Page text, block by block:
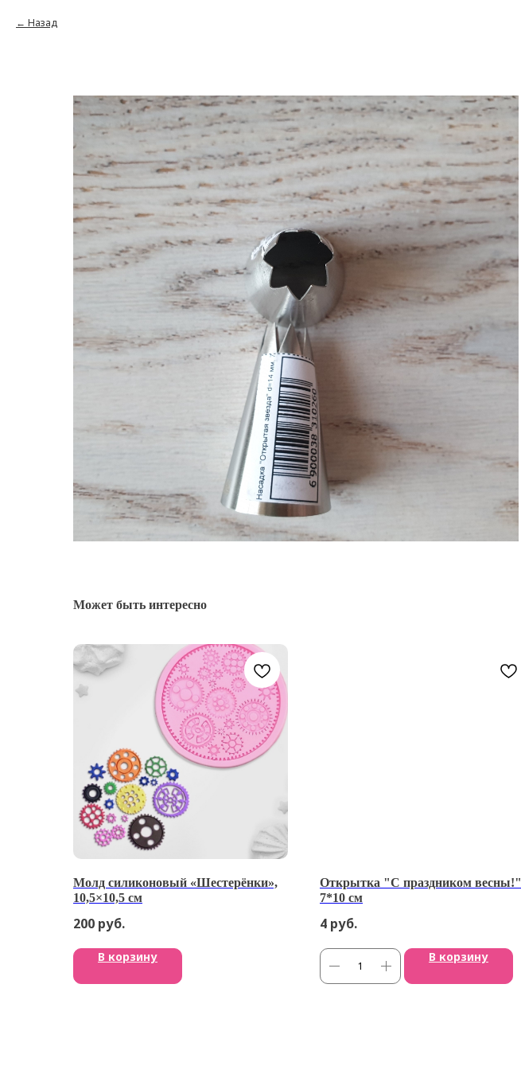
Назад
Может быть интересно
Молд силиконовый «Шестерёнки»,
10,5×10,5 см
200 руб.
В корзину
Открытка "С праздником весны!"
7*10 см
4 руб.
В корзину